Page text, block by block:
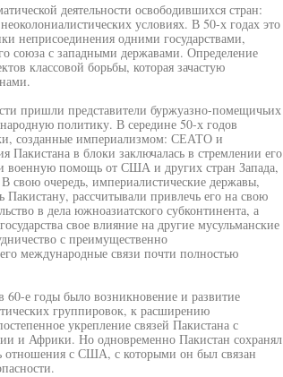
деятельности освободившихся стран:
условиях. В 50-х годах это
неприсоединения одними государствами,
союза с западными державами. Определение
классовой борьбы, которая зачастую
пришли представители буржуазно-помещичьих
политику. В середине 50-х годов
созданные империализмом: СЕАТО и
в блоки заключалась в стремлении его
военную помощь от США и других стран Запада,
свою очередь, империалистические державы,
рассчитывали привлечь его на свою
в дела южноазиатского субконтинента, а
свое влияние на другие мусульманские
с преимущественно
международные связи почти полностью
е годы было возникновение и развитие
группировок, к расширению
укрепление связей Пакистана с
и Африки. Но одновременно Пакистан сохранял
отношения с США, с которыми он был связан